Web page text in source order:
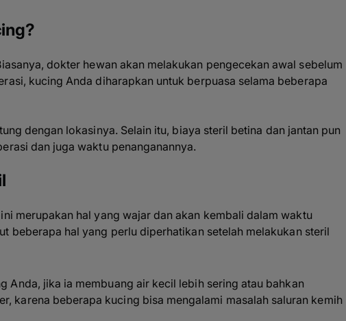
dokter hewan akan melakukan pengecekan awal sebelum
kucing Anda diharapkan untuk berpuasa selama beberapa
dengan lokasinya. Selain itu, biaya steril betina dan jantan pun
dan juga waktu penanganannya.
merupakan hal yang wajar dan akan kembali dalam waktu
beberapa hal yang perlu diperhatikan setelah melakukan steril
Anda, jika ia membuang air kecil lebih sering atau bahkan
karena beberapa kucing bisa mengalami masalah saluran kemih